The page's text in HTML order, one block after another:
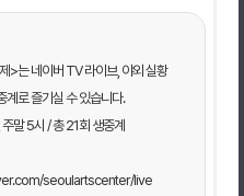
>는 네이버 TV 라이브, 야외 실황
로 즐기실 수 있습니다.
말 5시 / 총 21회 생중계
seoulartscenter/live